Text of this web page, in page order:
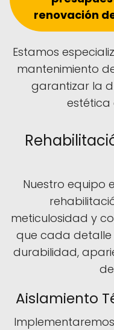
renovación
Estamos
mantenimiento
garantizar la
estética
Nuestro equipo
meticulosidad y
que cada
durabilidad,
Aislamiento